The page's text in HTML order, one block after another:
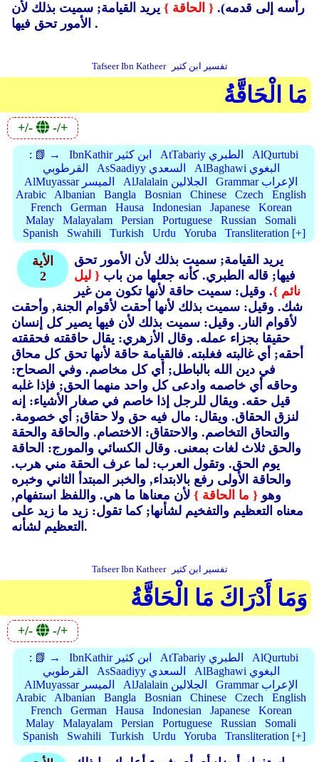
رأسه إلى قدمه). { الحاقة } يريد القيامة; سميت بذلك لأن
الأمور تحق فيها .
Tafseer Ibn Katheer تفسير ابن كثير
مَا الْحَاقَّةُ
+/- -/+
: 📗 → IbnKathir ابن كثير AtTabariy الطبري
AlQurtubi
القرطوبي
AsSaadiyy السعدي
AlBaghawi البغوي
AlMuyassar الميسر
AlJalalain الجلالين
Grammar الإعراب
Arabic
Albanian Bangla Bosnian Chinese Czech
English
French
German Hausa Indonesian Japanese
Korean
Malay
Malayalam Persian Portuguese Russian
Somali
Spanish
Swahili Turkish Urdu Yoruba Transliteration [+]
الأية
2
يريد القيامة; سميت بذلك لأن الأمور تحق
فيها; قاله الطبري. كأنه جعلها من باب { ليل
نائم }. وقيل: سميت حاقة لأنها تكون من غير
شك. وقيل: سميت بذلك لأنها أحقت لأقوام الجنة, وأحقت
لأقوام النار. وقيل: سميت بذلك لأن فيها يصير كل إنسان
حقيقا بجزاء عمله. وقال الأزهري: يقال حاققته فحققته
أحقه; أي غالبته فغلبته. فالقيامة حاقة لأنها تحق كل محاق
في دين الله بالباطل; أي كل مخاصم. وفي الصحاح:
وحاقه أي خاصمه وادعى كل واحد منهما الحق; فإذا غلبه
قيل حقه. ويقال للرجل إذا خاصم في صغار الأشياء: إنه
لنزق الحقاق. ويقال: مال فيه حق ولا حقاق; أي خصومة.
والتحاق التخاصم. والاحتقاق: الاختصام. والحاقة والحقة
والحق ثلاث لغات بمعنى. وقال الكسائي والمورج: الحاقة
يوم الحق. وتقول العرب: لما عرف الحقة مني هرب.
والحاقة الأولى رفع بالابتداء, والخبر المبتدأ الثاني وخبره
وهو { ما الحاقة } لأن معناها ما هي. واللفظ استفهام,
معناه التعظيم والتفخيم لشأنها; كما تقول: زيد ما زيد على
التعظيم لشأنه.
Tafseer Ibn Katheer تفسير ابن كثير
وَمَا أَدْرَاكَ مَا الْحَاقَّةُ
+/- -/+
: 📗 → IbnKathir ابن كثير AtTabariy الطبري
AlQurtubi
القرطوبي
AsSaadiyy السعدي
AlBaghawi البغوي
AlMuyassar الميسر
AlJalalain الجلالين
Grammar الإعراب
Arabic
Albanian Bangla Bosnian Chinese Czech
English
French
German Hausa Indonesian Japanese
Korean
Malay
Malayalam Persian Portuguese Russian
Somali
Spanish
Swahili Turkish Urdu Yoruba Transliteration [+]